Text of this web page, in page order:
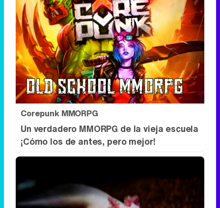
Corepunk MMORPG
Un verdadero MMORPG de la vieja escuela
¡Cómo los de antes, pero mejor!